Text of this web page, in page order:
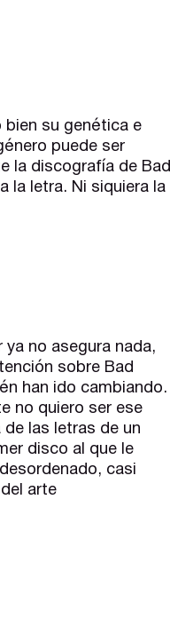
bien su genética e
puede ser
la discografía de Bad
la letra. Ni siquiera la
no asegura nada,
sobre Bad
han ido cambiando.
no quiero ser ese
las letras de un
disco al que le
casi
arte